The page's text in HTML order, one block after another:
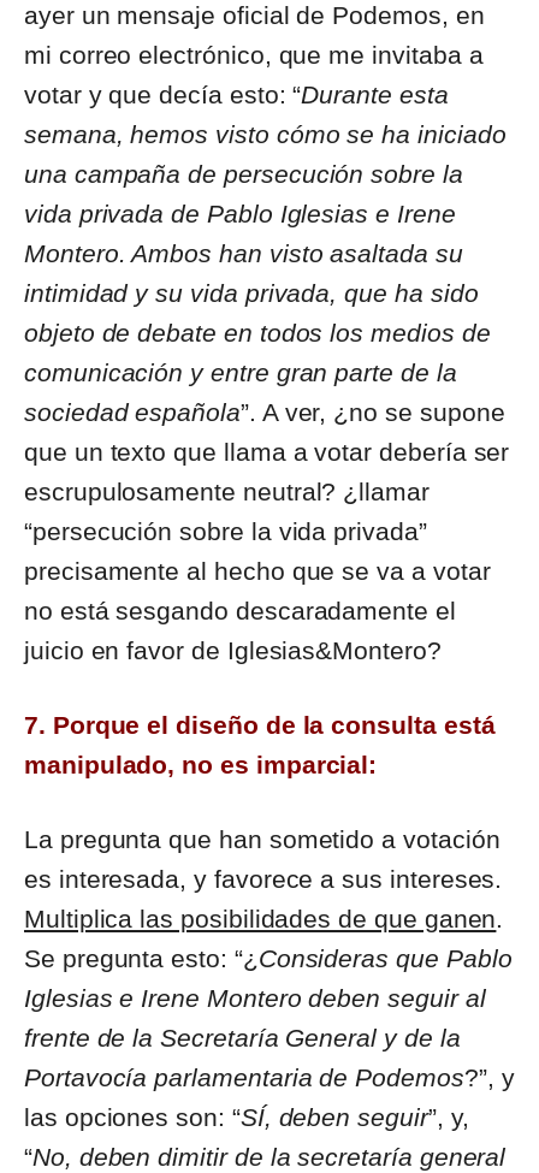
ayer un mensaje oficial de Podemos, en
mi correo electrónico, que me invitaba a
votar y que decía esto: “Durante esta
semana, hemos visto cómo se ha iniciado
una campaña de persecución sobre la
vida privada de Pablo Iglesias e Irene
Montero. Ambos han visto asaltada su
intimidad y su vida privada, que ha sido
objeto de debate en todos los medios de
comunicación y entre gran parte de la
sociedad española”. A ver, ¿no se supone
que un texto que llama a votar debería ser
escrupulosamente neutral? ¿llamar
“persecución sobre la vida privada”
precisamente al hecho que se va a votar
no está sesgando descaradamente el
juicio en favor de Iglesias&Montero?
7. Porque el diseño de la consulta está
manipulado, no es imparcial:
La pregunta que han sometido a votación
es interesada, y favorece a sus intereses.
Multiplica las posibilidades de que ganen.
Se pregunta esto: “¿Consideras que Pablo
Iglesias e Irene Montero deben seguir al
frente de la Secretaría General y de la
Portavocía parlamentaria de Podemos?”, y
las opciones son: “SÍ, deben seguir”, y,
“No, deben dimitir de la secretaría general